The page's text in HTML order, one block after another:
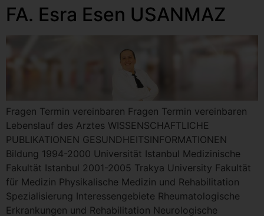
FA. Esra Esen USANMAZ
Fragen Termin vereinbaren Fragen Termin vereinbaren
Lebenslauf des Arztes WISSENSCHAFTLICHE
PUBLIKATIONEN GESUNDHEITSINFORMATIONEN
Bildung 1994-2000 Universität Istanbul Medizinische
Fakultät Istanbul 2001-2005 Trakya University Fakultät
für Medizin Physikalische Medizin und Rehabilitation
Spezialisierung Interessengebiete Rheumatologische
Erkrankungen und Rehabilitation Neurologische